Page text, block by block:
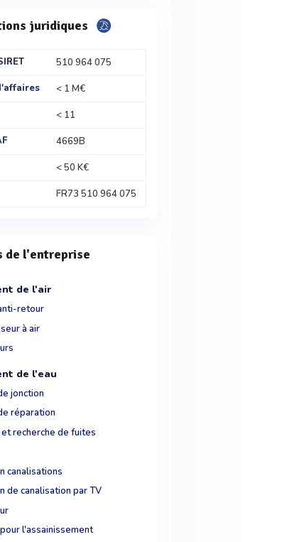
juridiques
510 964 075
< 1 M€
< 11
4669B
< 50 K€
FR73 510 964 075
de l'entreprise
de l'air
retour
à air
de l'eau
jonction
réparation
recherche de fuites
canalisations
de canalisation par TV
l'assainissement